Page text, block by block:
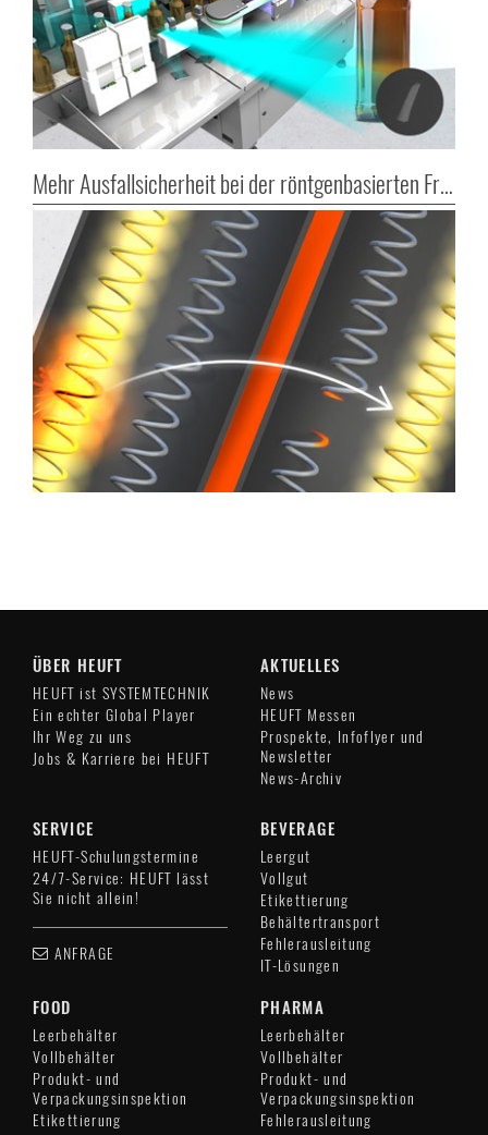
Mehr Ausfallsicherheit bei der röntgenbasierten Fremdkörperdetektion
ÜBER HEUFT
HEUFT ist SYSTEMTECHNIK
Ein echter Global Player
Ihr Weg zu uns
Jobs & Karriere bei HEUFT
AKTUELLES
News
HEUFT Messen
Prospekte, Infoflyer und
Newsletter
News-Archiv
SERVICE
HEUFT-Schulungstermine
24/7-Service: HEUFT lässt
Sie nicht allein!
ANFRAGE
BEVERAGE
Leergut
Vollgut
Etikettierung
Behältertransport
Fehlerausleitung
IT-Lösungen
FOOD
Leerbehälter
Vollbehälter
Produkt- und
Verpackungsinspektion
Etikettierung
PHARMA
Leerbehälter
Vollbehälter
Produkt- und
Verpackungsinspektion
Fehlerausleitung